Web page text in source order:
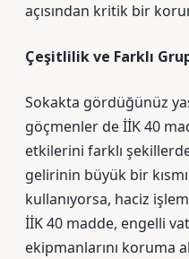
açısından kritik bir
Çeşitlilik ve Farklı
Sokakta gördüğünüz
göçmenler de İİK 40
etkilerini farklı
gelirinin büyük bir
kullanıyorsa, haciz
İİK 40 madde, engelli
ekipmanlarını koruma